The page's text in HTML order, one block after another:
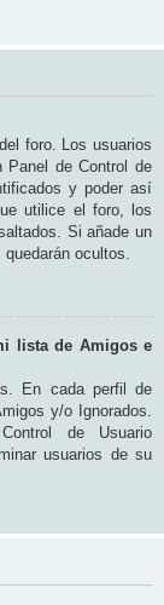
foro. Los usuarios
Panel de Control de
y poder así
utilice el foro, los
Si añade un
ocultos.
lista de Amigos e
En cada perfil de
y/o Ignorados.
de Usuario
usuarios de su